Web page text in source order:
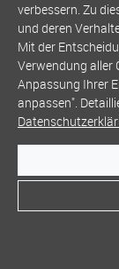
verbessern. Zu
und deren
Mit der
Verwendung aller
Anpassung Ihrer
anpassen".